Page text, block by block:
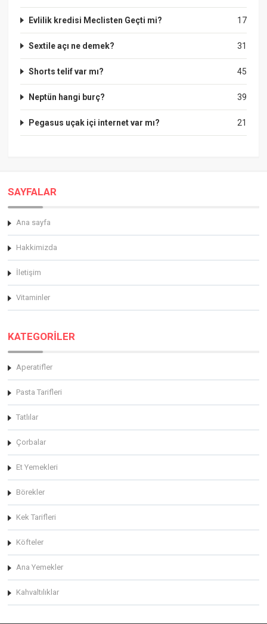
17
Evlilik kredisi Meclisten Geçti mi?
31
Sextile açı ne demek?
45
Shorts telif var mı?
39
Neptün hangi burç?
21
Pegasus uçak içi internet var mı?
SAYFALAR
Ana sayfa
Hakkimizda
İletişim
Vitaminler
KATEGORİLER
Aperatifler
Pasta Tarifleri
Tatlılar
Çorbalar
Et Yemekleri
Börekler
Kek Tarifleri
Köfteler
Ana Yemekler
Kahvaltılıklar